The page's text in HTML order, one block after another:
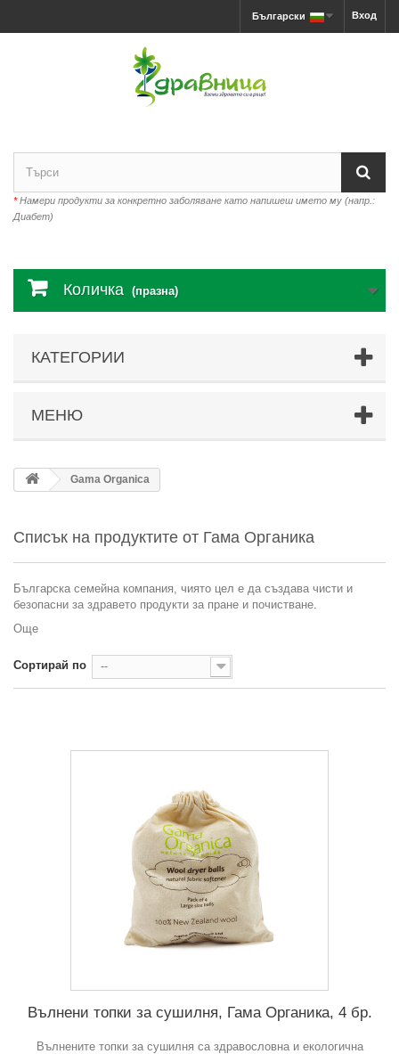
Вход
Български
*Намери продукти за конкретно заболяване като напишеш името му (напр.:
Диабет)
Количка (празна)
КАТЕГОРИИ
МЕНЮ
Gama Organica
Списък на продуктите от Гама Органика
Българска семейна компания, чиято цел е да създава чисти и
безопасни за здравето продукти за пране и почистване.
Още
Сортирай по --
Вълнени топки за сушилня, Гама Органика, 4 бр.
Вълнените топки за сушилня са здравословна и екологична